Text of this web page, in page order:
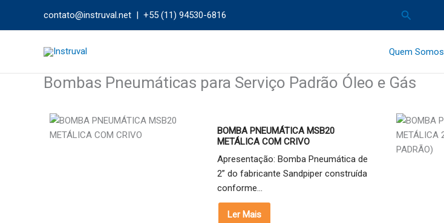
contato@instruval.net | +55 (11) 94530-6816 Pesquisar
Quem Somos
Bombas Pneumáticas para Serviço Padrão Óleo e Gás
BOMBA PNEUMÁTICA MSB20
METÁLICA COM CRIVO
Apresentação: Bomba Pneumática de
2” do fabricante Sandpiper construída
conforme...
Ler Mais